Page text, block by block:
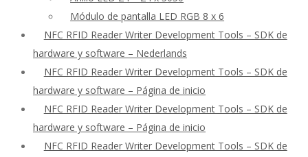
Módulo de pantalla LED RGB 8 x 6
NFC RFID Reader Writer Development Tools – SDK de
hardware y software – Nederlands
NFC RFID Reader Writer Development Tools – SDK de
hardware y software – Página de inicio
NFC RFID Reader Writer Development Tools – SDK de
hardware y software – Página de inicio
NFC RFID Reader Writer Development Tools – SDK de